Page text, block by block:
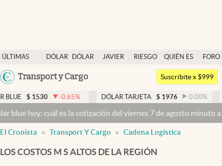
ÚLTIMAS
NOTICIAS
DÓLAR
DÓLAR
JAVIER
RIESGO
QUIÉN ES
QUIÉN
FORO
Argentina
México
Transport y Cargo
Dólar
Members
Economía y Política
Finanzas y Mercados
Mercados Online
Negocios
Suscribite x $999
-0.65% DÓLAR TARJETA $ 1976 0.00% DÓLAR MEP
la cotización del viernes 7 de agosto minuto a minutoDólar
El Cronista Transport Y Cargo Cadena Logística
LOS COSTOS M S ALTOS DE LA REGIÓN